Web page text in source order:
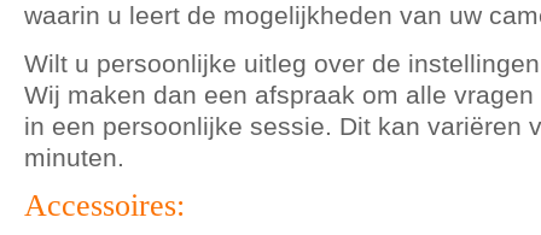
waarin u leert de mogelijkheden van uw
Wilt u persoonlijke uitleg over de
Wij maken dan een afspraak om alle
in een persoonlijke sessie. Dit kan variëren
minuten.
Accessoires: